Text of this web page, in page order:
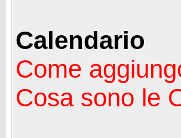
Calendario
Come
Cosa sono le